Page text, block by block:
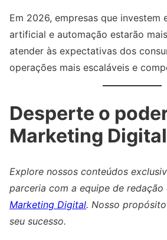
Em 2026, empresas que investem
artificial e automação estarão
atender às expectativas dos
operações mais escaláveis e
Desperte o
Marketing
Explore nossos conteúdos
parceria com a equipe de redação
Marketing Digital. Nosso
seu sucesso.